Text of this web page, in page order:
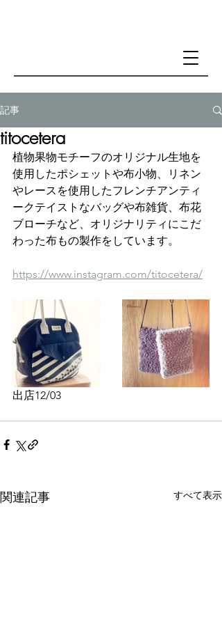
記事
titocetera
植物果物モチーフのオリジナル生地を
使用したポシェットや布小物、リネン
やレースを使用したフレンチアンティ
ークテイストなバッグや布雑貨、布花
ブローチなど、オリジナリティにこだ
わった布もの製作をしています。
https://www.instagram.com/titocetera/
出店12/03
関連記事 すべて表示